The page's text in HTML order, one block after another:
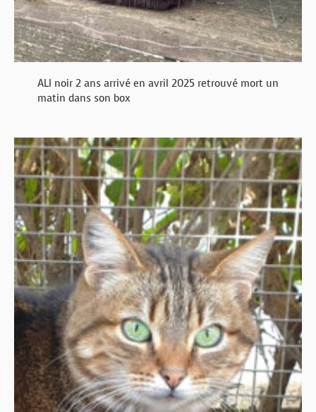
ALI noir 2 ans arrivé en avril 2025 retrouvé mort un
matin dans son box